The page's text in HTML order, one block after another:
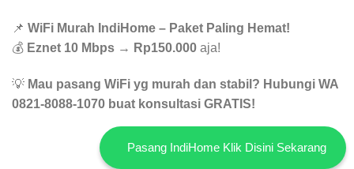
📌 WiFi Murah IndiHome – Paket Paling Hemat!
💰 Eznet 10 Mbps → Rp150.000 aja!
💡 Mau pasang WiFi yg murah dan stabil? Hubungi WA
0821-8088-1070 buat konsultasi GRATIS!
Pasang IndiHome Klik Disini Sekarang